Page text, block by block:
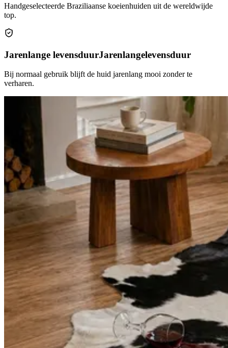
Handgeselecteerde Braziliaanse koeienhuiden uit de wereldwijde
top.
Jarenlange levensduurJarenlangelevensduur
Bij normaal gebruik blijft de huid jarenlang mooi zonder te
verharen.